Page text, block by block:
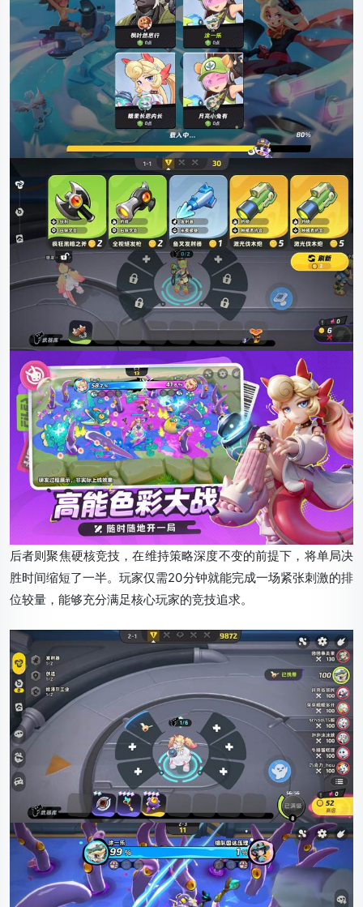
后者则聚焦硬核竞技，在维持策略深度不变的前提下，将单局决
胜时间缩短了一半。玩家仅需20分钟就能完成一场紧张刺激的排
位较量，能够充分满足核心玩家的竞技追求。